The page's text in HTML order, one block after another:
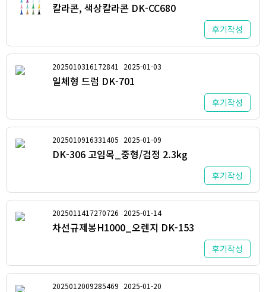
칼라콘, 색상칼라콘 DK-CC680
후기작성
2025010316172841 2025-01-03
일체형 드럼 DK-701
후기작성
2025010916331405 2025-01-09
DK-306 고임목_중형/검정 2.3kg
후기작성
2025011417270726 2025-01-14
차선규제봉H1000_오렌지 DK-153
후기작성
2025012009285469 2025-01-20